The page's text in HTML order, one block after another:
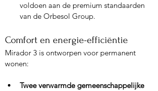
voldoen aan de premium standaarden
van de Orbesol Group.
Comfort en energie-efficiëntie
Mirador 3 is ontworpen voor permanent
wonen:
Twee verwarmde gemeenschappelijke